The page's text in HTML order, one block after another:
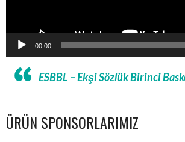
00:00
ESBBL – Ekşi Sözlük Birinci
ÜRÜN SPONSORLARIMIZ